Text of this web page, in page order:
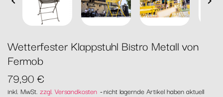
Wetterfester Klappstuhl Bistro Metall von
Fermob
79,90 €
inkl. MwSt. zzgl. Versandkosten nicht lagernde Artikel haben aktuell